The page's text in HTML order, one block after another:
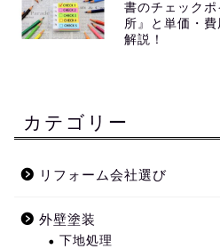
書のチェック
所』と単価・
解説！
カテゴリー
リフォーム会社選び
外壁塗装
下地処理